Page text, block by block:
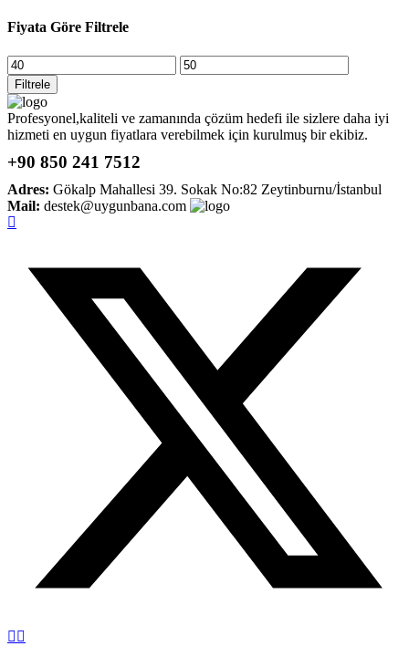
Fiyata Göre Filtrele
En
düşük
fiyat
En
yüksek
Filtrele
Profesyonel,kaliteli ve zamanında çözüm hedefi ile sizlere daha iyi
hizmeti en uygun fiyatlara verebilmek için kurulmuş bir ekibiz.
+90 850 241 7512
Adres: Gökalp Mahallesi 39. Sokak No:82 Zeytinburnu/İstanbul
Mail: destek@uygunbana.com